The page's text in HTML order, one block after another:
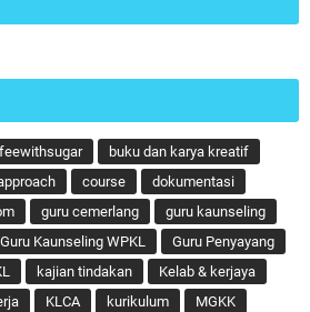
buku dan karya kreatif
course
dokumentasi
guru cemerlang
guru kaunseling
Guru Kaunseling WPKL
Guru Penyayang
kajian tindakan
Kelab & kerjaya
KLCA kurikulum
MGKK